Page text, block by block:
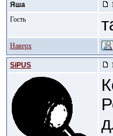
Яша
Гость
Наверх
SiPUS